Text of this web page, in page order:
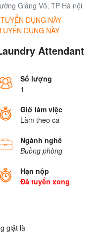
Giảng Võ, TP Hà nội
DỤNG NÀY
DỤNG NÀY
Attendant
Số lượng
1
Giờ làm việc
Làm theo ca
Ngành nghề
Buồng phòng
Hạn nộp
Đã tuyển xong
giặt là